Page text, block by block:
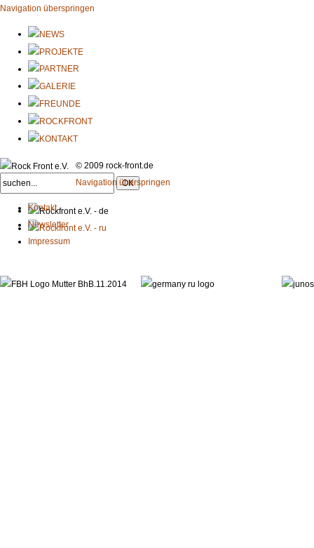
Navigation überspringen
© 2009 rock-front.de
Navigation überspringen
Kontakt
Newsletter
Impressum